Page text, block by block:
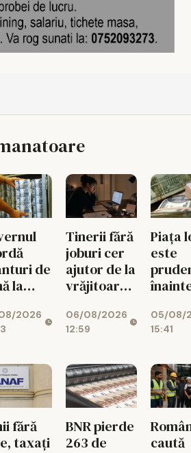
de
la
2026
Tinerii fără
joburi cer
ajutor de la
vrăjitoare
06/08/2026
12:59
Piața
este
05/08/
15:41
fără
taxați
BNR pierde
263 de
caută